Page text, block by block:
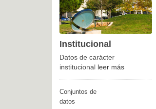
Institucional
Datos de carácter
institucional leer más
Conjuntos de
datos